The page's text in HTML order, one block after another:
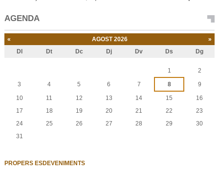
AGENDA
« AGOST 2026 »
Dl Dt Dc Dj Dv Ds Dg
1
2
3
4 5 6 7 8
9
10
11 12 13 14 15
16
17
18 19 20 21 22
23
24
25 26 27 28 29
30
31
PROPERS ESDEVENIMENTS